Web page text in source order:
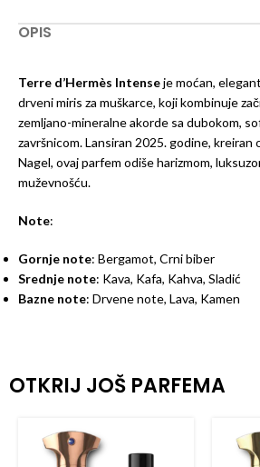
OPIS
Terre d’Hermès Intenseje moćan,
drveni miris za muškarce, koji kombinuje
zemljano-mineralne akorde sa dubokom,
završnicom. Lansiran 2025. godine,
Nagel, ovaj parfem odiše harizmom,
muževnošću.
Note:
Gornje note: Bergamot, Crni biber
Srednje note: Kava, Kafa, Kahva, Sladić
Bazne note: Drvene note, Lava, Kamen
OTKRIJ JOŠ PARFEMA